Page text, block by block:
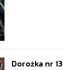
Dorożka nr 13